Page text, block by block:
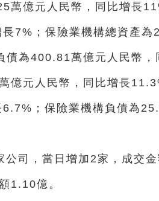
萬億元人民幣，同比增長
7%；保險業機構總資產為
債為400.81萬億元人民幣，
億元人民幣，同比增長
；保險業機構負債為
司，當日增加2家，成交
1.10億。